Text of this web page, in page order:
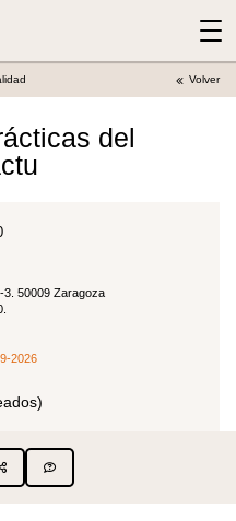
Volver
del
3. 50009 Zaragoza
2026